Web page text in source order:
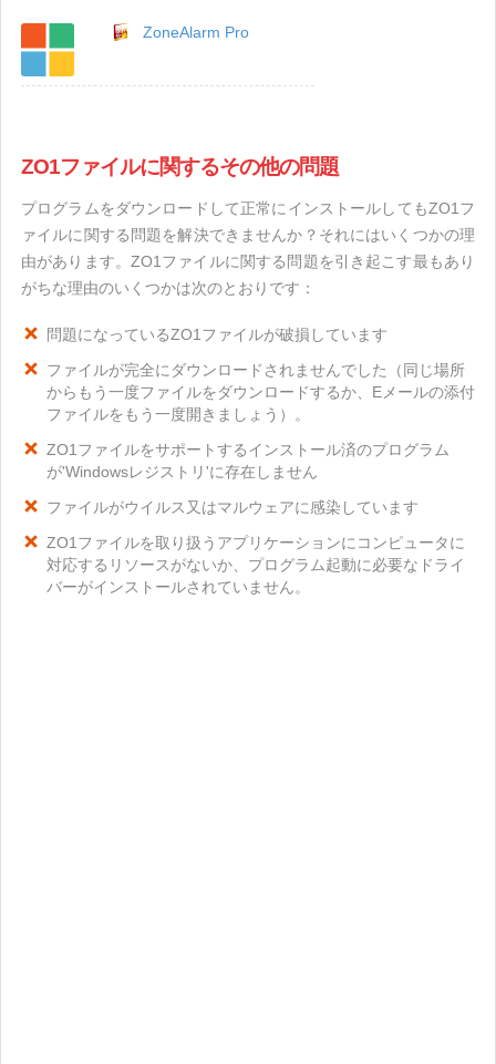
ZoneAlarm Pro
ZO1ファイルに関するその他の問題
プログラムをダウンロードして正常にインストールしてもZO1フ
ァイルに関する問題を解決できませんか？それにはいくつかの理
由があります。ZO1ファイルに関する問題を引き起こす最もあり
がちな理由のいくつかは次のとおりです：
問題になっているZO1ファイルが破損しています
ファイルが完全にダウンロードされませんでした（同じ場所
からもう一度ファイルをダウンロードするか、Eメールの添付
ファイルをもう一度開きましょう）。
ZO1ファイルをサポートするインストール済のプログラム
が'Windowsレジストリ'に存在しません
ファイルがウイルス又はマルウェアに感染しています
ZO1ファイルを取り扱うアプリケーションにコンピュータに
対応するリソースがないか、プログラム起動に必要なドライ
バーがインストールされていません。